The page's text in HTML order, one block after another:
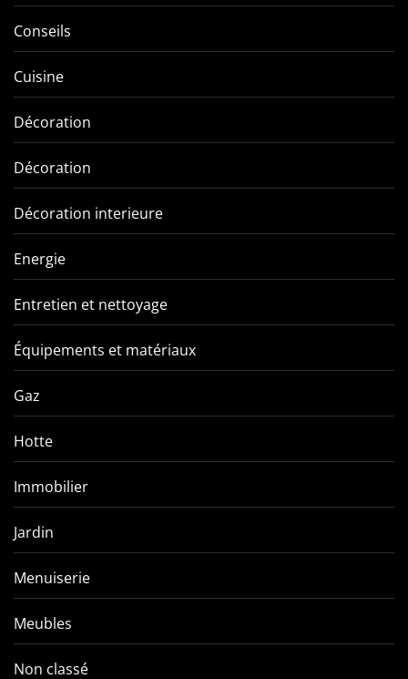
Conseils
Cuisine
Décoration
Décoration
Décoration interieure
Energie
Entretien et nettoyage
Équipements et matériaux
Gaz
Hotte
Immobilier
Jardin
Menuiserie
Meubles
Non classé